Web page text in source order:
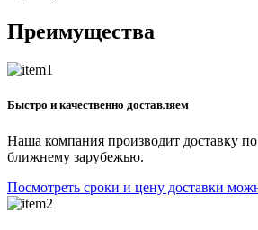
Преимущества
Быстро и качественно доставляем
Наша компания производит доставку
ближнему зарубежью.
Посмотреть сроки и цену доставки